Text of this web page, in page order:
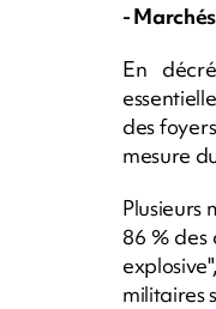
-
En
des
mesure
Plusieurs
86 %
militaires